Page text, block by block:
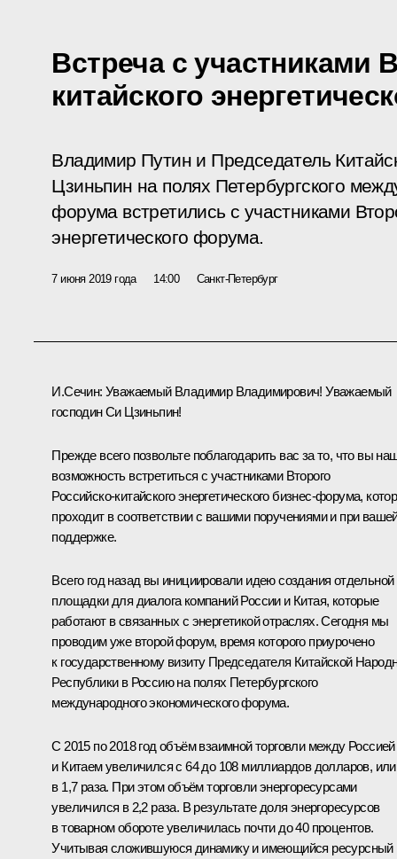
Встреча с участниками
китайского
Владимир Путин и Председатель
Цзиньпин на полях Петербургского
форума встретились с участниками
энергетического форума.
7 июня 2019 года 14:00 Санкт-Петербург
И.Сечин: Уважаемый Владимир Владимирович! Уважаемый
господин Си Цзиньпин!
Прежде всего позвольте поблагодарить вас за то, что вы
возможность встретиться с участниками Второго
Российско‑китайского энергетического бизнес‑форума,
проходит в соответствии с вашими поручениями и при
поддержке.
Всего год назад вы инициировали идею создания отдельной
площадки для диалога компаний России и Китая, которые
работают в связанных с энергетикой отраслях. Сегодня мы
проводим уже второй форум, время которого приурочено
к государственному визиту Председателя Китайской
Республики в Россию на полях Петербургского
международного экономического форума.
С 2015 по 2018 год объём взаимной торговли между Россией
и Китаем увеличился с 64 до 108 миллиардов долларов, или
в 1,7 раза. При этом объём торговли энергоресурсами
увеличился в 2,2 раза. В результате доля энергоресурсов
в товарном обороте увеличилась почти до 40 процентов.
Учитывая сложившуюся динамику и имеющийся ресурсный